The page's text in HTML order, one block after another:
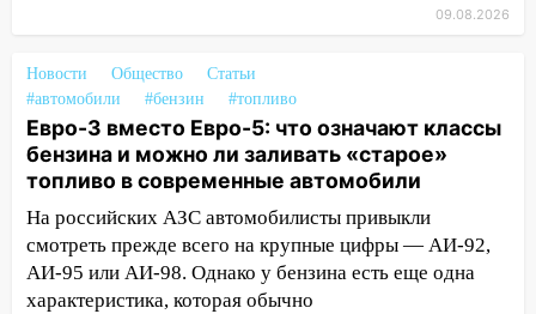
измениться: гороскоп на 9 августа —
три знака получат шанс, который нельзя
упустить
08.08.2026
Во время урагана в Ульяновске на
Волге перевернулась лодка
19:55 В Ульяновске упавшее дерево
заблокировало в машине двух женщин
09.08.2026
Новости Общество
Статьи
#автомобили
#бензин #топливо
Евро-3 вместо Евро-5: что означают классы
бензина и можно ли заливать «старое»
топливо в современные автомобили
На российских АЗС автомобилисты привыкли
смотреть прежде всего на крупные цифры — АИ-92,
АИ-95 или АИ-98. Однако у бензина есть еще одна
характеристика, которая обычно